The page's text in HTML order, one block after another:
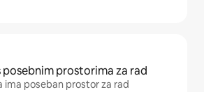
posebnim prostorima za rad
ima poseban prostor za rad